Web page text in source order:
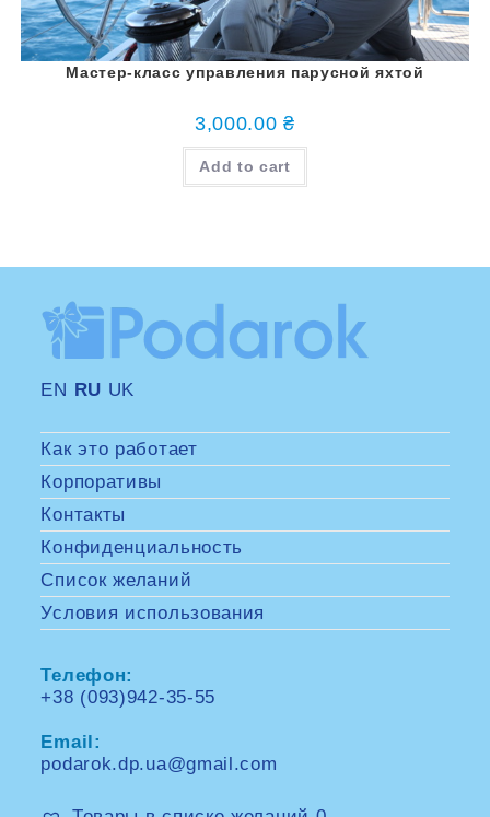
Мастер-класс управления парусной яхтой
3,000.00₴
Add to cart
EN RU UK
Как это работает
Корпоративы
Контакты
Конфиденциальность
Список желаний
Условия использования
Телефон:
+38 (093)942-35-55
your
application
Email:
podarok.dp.ua@gmail.com